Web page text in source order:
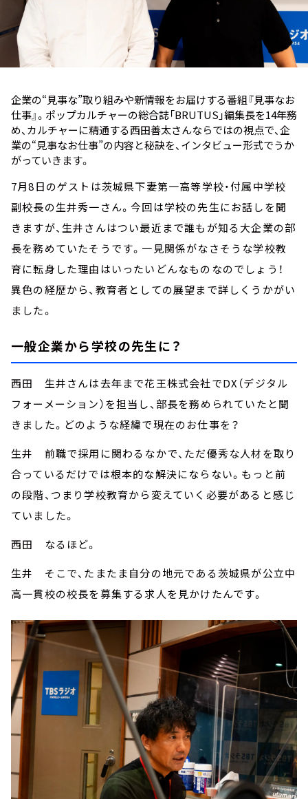
企業の“見事な”取り組みや新情報をお届けする番組『見事なお
仕事』。ポップカルチャーの総合誌「BRUTUS」編集長を14年務
め、カルチャーに精通する西田善太さんならではの視点で、企
業の“見事なお仕事”の内容と秘訣を、インタビュー形式でうか
がっていきます。
7月8日のゲストは茨城県下妻第一高等学校・付属中学校
副校長の生井秀一さん。今回は学校の先生にお話しを聞
きますが、生井さんはつい最近まで誰もが知る大企業の部
長を務めていたそうです。一見関係がなさそうな学校教
育に転身した理由はいったいどんなものなのでしょう！
異色の経歴から、教育者としての展望まで詳しくうかがい
ました。
一般企業から学校の先生に？
西田 生井さんは去年まで花王株式会社でDX（デジタル
フォーメーション）を担当し、部長を務められていたと聞
きました。どのような経緯で現在のお仕事を？
生井 前職で採用に関わるなかで、ただ優秀な人材を取り
合っているだけでは根本的な解決にならない。もっと前
の段階、つまり学校教育から変えていく必要があると感じ
ていました。
西田 なるほど。
生井 そこで、たまたま自分の地元である茨城県が公立中
高一貫校の校長を募集する求人を見かけたんです。